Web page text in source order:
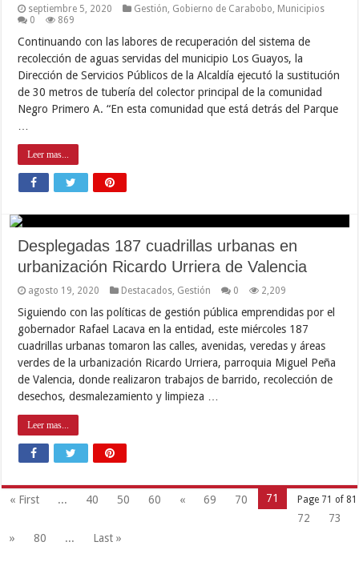
septiembre 5, 2020 Gestión Gobierno de Carabobo Municipios
0
869
Continuando con las labores de recuperación del sistema de
recolección de aguas servidas del municipio Los Guayos, la
Dirección de Servicios Públicos de la Alcaldía ejecutó la sustitución
de 30 metros de tubería del colector principal de la comunidad
Negro Primero A. “En esta comunidad que está detrás del Parque
Leer mas...
Desplegadas 187 cuadrillas urbanas en
urbanización Ricardo Urriera de Valencia
agosto 19, 2020 Destacados Gestión 0 2,209
Siguiendo con las políticas de gestión pública emprendidas por el
gobernador Rafael Lacava en la entidad, este miércoles 187
cuadrillas urbanas tomaron las calles, avenidas, veredas y áreas
verdes de la urbanización Ricardo Urriera, parroquia Miguel Peña
de Valencia, donde realizaron trabajos de barrido, recolección de
desechos, desmalezamiento y limpieza …
Leer mas...
Page 71 of 81
« First ... 40 50 60 « 69 70
71
72
73
»
80 ... Last »